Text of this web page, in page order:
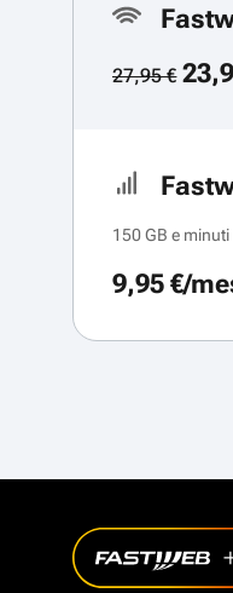
27,95 €
150 GB e
9,95 €/